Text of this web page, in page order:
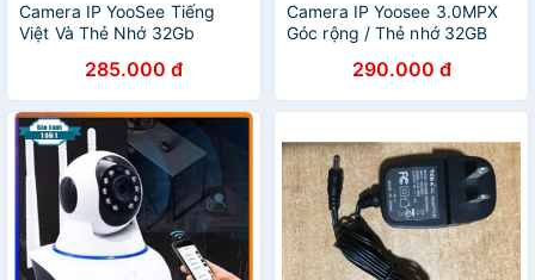
Camera IP YooSee Tiếng
Việt Và Thẻ Nhớ 32Gb
285.000 đ
Camera IP Yoosee 3.0MPX
Góc rộng / Thẻ nhớ 32GB
290.000 đ